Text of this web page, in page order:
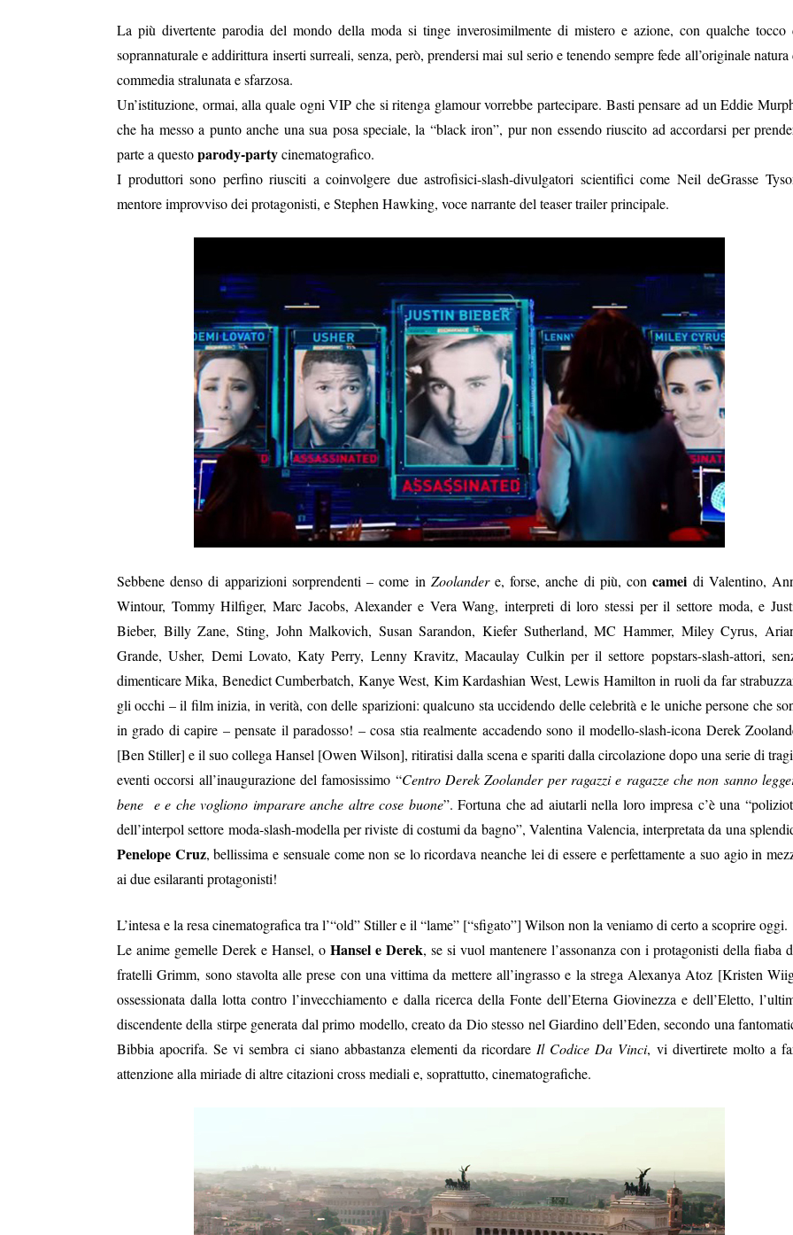
La più divertente parodia del mondo della moda si tinge inverosimilmente di mistero e azione, con qualche tocco
soprannaturale e addirittura inserti surreali, senza, però, prendersi mai sul serio e tenendo sempre fede all’originale natura
commedia stralunata e sfarzosa.
Un’istituzione, ormai, alla quale ogni VIP che si ritenga glamour vorrebbe partecipare. Basti pensare ad un Eddie
che ha messo a punto anche una sua posa speciale, la “black iron”, pur non essendo riuscito ad accordarsi per
parte a questoparody-partycinematografico.
I produttori sono perfino riusciti a coinvolgere due astrofisici-slash-divulgatori scientifici come Neil deGrasse
mentore improvviso dei protagonisti, e Stephen Hawking, voce narrante del teaser trailer principale.
Sebbene denso di apparizioni sorprendenti – come in Zoolandere, forse, anche di più, concamei di Valentino,
Wintour, Tommy Hilfiger, Marc Jacobs, Alexander e Vera Wang, interpreti di loro stessi per il settore moda, e
Bieber, Billy Zane, Sting, John Malkovich, Susan Sarandon, Kiefer Sutherland, MC Hammer, Miley Cyrus,
Grande, Usher, Demi Lovato, Katy Perry, Lenny Kravitz, Macaulay Culkin per il settore popstars-slash-attori,
dimenticare Mika, Benedict Cumberbatch, Kanye West, Kim Kardashian West, Lewis Hamilton in ruoli da far
gli occhi – il film inizia, in verità, con delle sparizioni: qualcuno sta uccidendo delle celebrità e le uniche persone che
in grado di capire – pensate il paradosso! – cosa stia realmente accadendo sono il modello-slash-icona Derek
[Ben Stiller] e il suo collega Hansel [Owen Wilson], ritiratisi dalla scena e spariti dalla circolazione dopo una serie di
eventi occorsi all’inaugurazione del famosissimo “Centro Derek Zoolander per ragazzi e ragazze che non sanno
bene e e che vogliono imparare anche altre cose buone”. Fortuna che ad aiutarli nella loro impresa c’è una
dell’interpol settore moda-slash-modella per riviste di costumi da bagno”, Valentina Valencia, interpretata da una
Penelope Cruz, bellissima e sensuale come non se lo ricordava neanche lei di essere e perfettamente a suo agio in
ai due esilaranti protagonisti!
L’intesa e la resa cinematografica tra l’“old” Stiller e il “lame” [“sfigato”] Wilson non la veniamo di certo a scoprire oggi.
Le anime gemelle Derek e Hansel, o Hansel e Derek, se si vuol mantenere l’assonanza con i protagonisti della fiaba
fratelli Grimm, sono stavolta alle prese con una vittima da mettere all’ingrasso e la strega Alexanya Atoz [Kristen
ossessionata dalla lotta contro l’invecchiamento e dalla ricerca della Fonte dell’Eterna Giovinezza e dell’Eletto,
discendente della stirpe generata dal primo modello, creato da Dio stesso nel Giardino dell’Eden, secondo una
Bibbia apocrifa. Se vi sembra ci siano abbastanza elementi da ricordare Il Codice Da Vinci, vi divertirete molto a
attenzione alla miriade di altre citazioni cross mediali e, soprattutto, cinematografiche.